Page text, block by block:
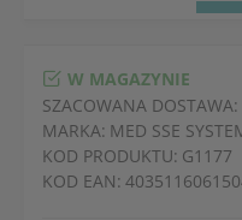
W MAGAZYNIE
SZACOWANA DOSTAWA:
MARKA: MED SSE
KOD PRODUKTU: G1177
KOD EAN: